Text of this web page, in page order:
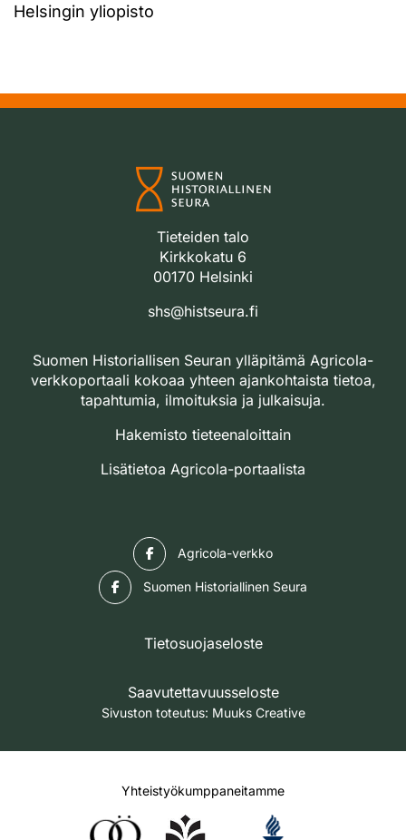
Helsingin yliopisto
Tieteiden talo
Kirkkokatu 6
00170 Helsinki
shs@histseura.fi
Suomen Historiallisen Seuran ylläpitämä Agricola-
verkkoportaali kokoaa yhteen ajankohtaista tietoa,
tapahtumia, ilmoituksia ja julkaisuja.
Hakemisto tieteenaloittain
Lisätietoa Agricola-portaalista
Agricola-verkko
Suomen Historiallinen Seura
Tietosuojaseloste
Saavutettavuusseloste
Sivuston toteutus: Muuks Creative
Yhteistyökumppaneitamme